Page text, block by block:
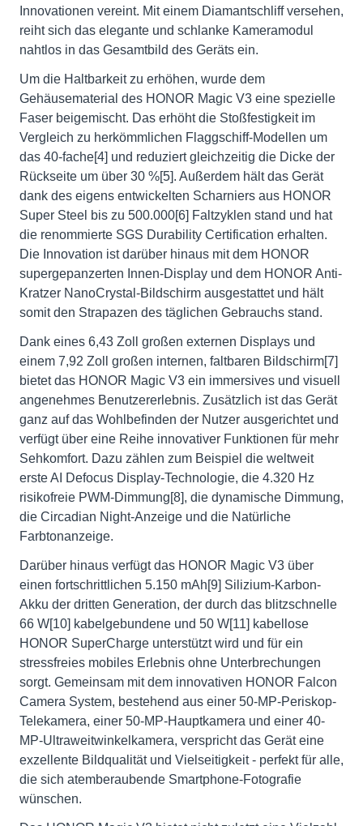
Innovationen vereint. Mit einem Diamantschliff versehen,
reiht sich das elegante und schlanke Kameramodul
nahtlos in das Gesamtbild des Geräts ein.
Um die Haltbarkeit zu erhöhen, wurde dem
Gehäusematerial des HONOR Magic V3 eine spezielle
Faser beigemischt. Das erhöht die Stoßfestigkeit im
Vergleich zu herkömmlichen Flaggschiff-Modellen um
das 40-fache[4] und reduziert gleichzeitig die Dicke der
Rückseite um über 30 %[5]. Außerdem hält das Gerät
dank des eigens entwickelten Scharniers aus HONOR
Super Steel bis zu 500.000[6] Faltzyklen stand und hat
die renommierte SGS Durability Certification erhalten.
Die Innovation ist darüber hinaus mit dem HONOR
supergepanzerten Innen-Display und dem HONOR Anti-
Kratzer NanoCrystal-Bildschirm ausgestattet und hält
somit den Strapazen des täglichen Gebrauchs stand.
Dank eines 6,43 Zoll großen externen Displays und
einem 7,92 Zoll großen internen, faltbaren Bildschirm[7]
bietet das HONOR Magic V3 ein immersives und visuell
angenehmes Benutzererlebnis. Zusätzlich ist das Gerät
ganz auf das Wohlbefinden der Nutzer ausgerichtet und
verfügt über eine Reihe innovativer Funktionen für mehr
Sehkomfort. Dazu zählen zum Beispiel die weltweit
erste AI Defocus Display-Technologie, die 4.320 Hz
risikofreie PWM-Dimmung[8], die dynamische Dimmung,
die Circadian Night-Anzeige und die Natürliche
Farbtonanzeige.
Darüber hinaus verfügt das HONOR Magic V3 über
einen fortschrittlichen 5.150 mAh[9] Silizium-Karbon-
Akku der dritten Generation, der durch das blitzschnelle
66 W[10] kabelgebundene und 50 W[11] kabellose
HONOR SuperCharge unterstützt wird und für ein
stressfreies mobiles Erlebnis ohne Unterbrechungen
sorgt. Gemeinsam mit dem innovativen HONOR Falcon
Camera System, bestehend aus einer 50-MP-Periskop-
Telekamera, einer 50-MP-Hauptkamera und einer 40-
MP-Ultraweitwinkelkamera, verspricht das Gerät eine
exzellente Bildqualität und Vielseitigkeit - perfekt für alle,
die sich atemberaubende Smartphone-Fotografie
wünschen.